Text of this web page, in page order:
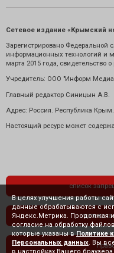
Сетевое издание «Крымский
Зарегистрировано Федеральной
информационных технологий и
марта 2015 года, свидетельство
Учредитель: ООО "Информ
Главный редактор Синицын А.В.
Адрес: Россия. Республика Крым.
Настоящий ресурс может
список
В целях улучшения работы
данные обрабатываются с
Яндекс.Метрика. Продолжая
согласие на обработку
которые указаны в Политике
Персональных данных . Вы
в настройках Вашего